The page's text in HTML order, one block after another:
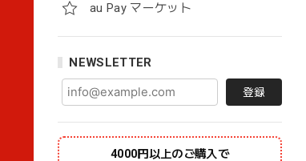
au Pay マーケット
NEWSLETTER
登録
4000円以上のご購入で